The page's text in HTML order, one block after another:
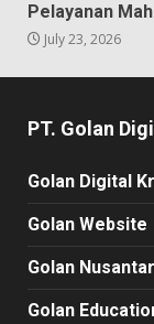
Pelayanan
July 23, 2026
PT. Golan
Golan Digital
Golan Website
Golan
Golan